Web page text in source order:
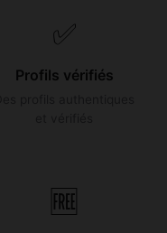
✅
Profils vérifiés
🆓